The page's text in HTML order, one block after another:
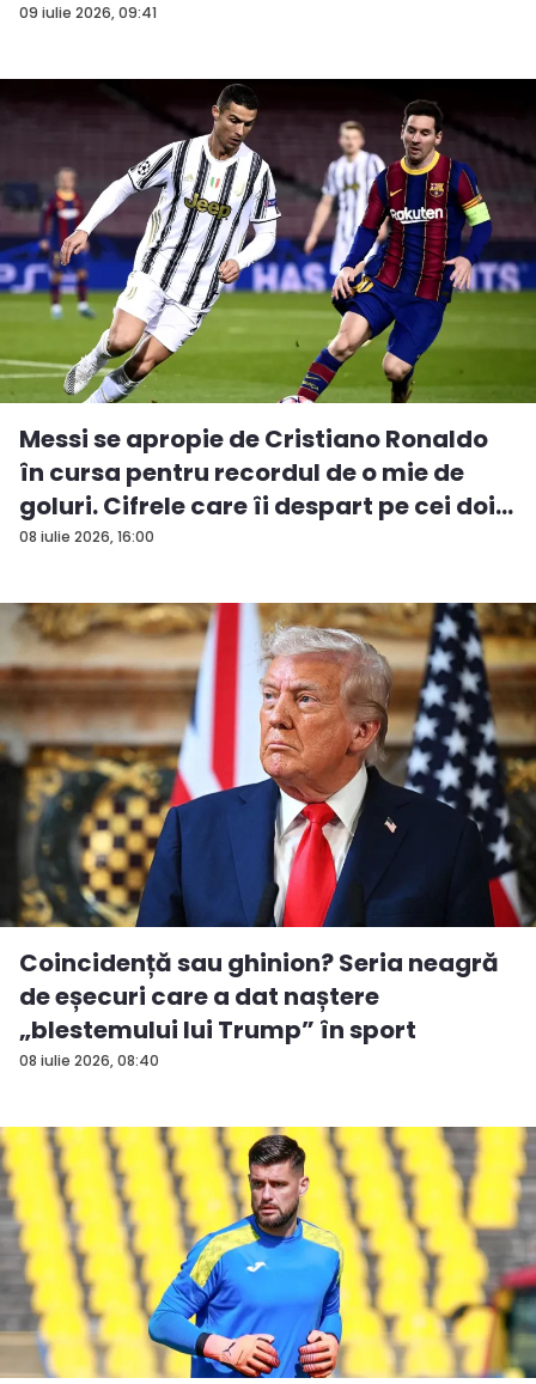
09 iulie 2026, 09:41
08 iulie 2026, 16:00
Messi se apropie de Cristiano Ronaldo
în cursa pentru recordul de o mie de
goluri. Cifrele care îi despart pe cei doi...
08 iulie 2026, 08:40
Coincidență sau ghinion? Seria neagră
de eșecuri care a dat naștere
„blestemului lui Trump” în sport